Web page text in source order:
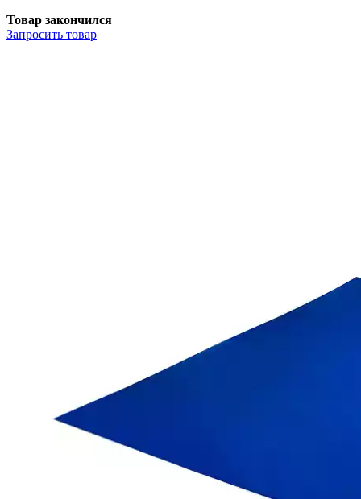
Товар закончился
Запросить товар